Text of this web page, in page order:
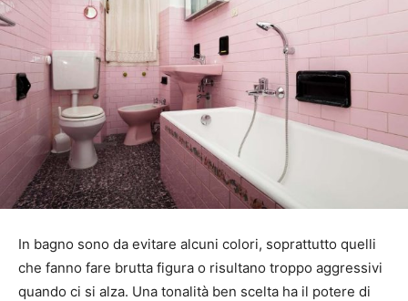
In bagno sono da evitare alcuni colori, soprattutto quelli
che fanno fare brutta figura o risultano troppo aggressivi
quando ci si alza. Una tonalità ben scelta ha il potere di